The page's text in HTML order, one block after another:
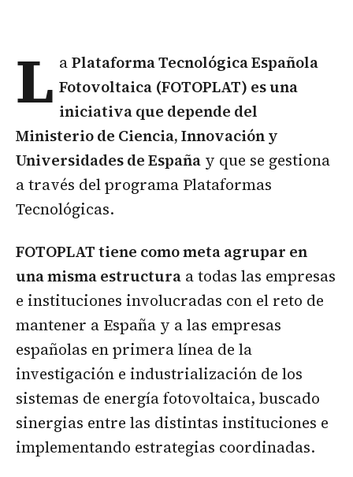
L aPlataforma Tecnológica Española
Fotovoltaica (FOTOPLAT) es una
iniciativa que depende del
Ministerio de Ciencia, Innovación y
Universidades de España y que se gestiona
a través del programa Plataformas
Tecnológicas.
FOTOPLAT tiene como meta agrupar en
una misma estructura a todas las empresas
e instituciones involucradas con el reto de
mantener a España y a las empresas
españolas en primera línea de la
investigación e industrialización de los
sistemas de energía fotovoltaica, buscado
sinergias entre las distintas instituciones e
implementando estrategias coordinadas.